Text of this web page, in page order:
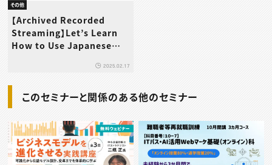
その他
【Archived Recorded
Streaming】Let’s Learn
How to Use Japanese
Confidence！
2025.02.17
このセミナーと関係のある他のセミナー